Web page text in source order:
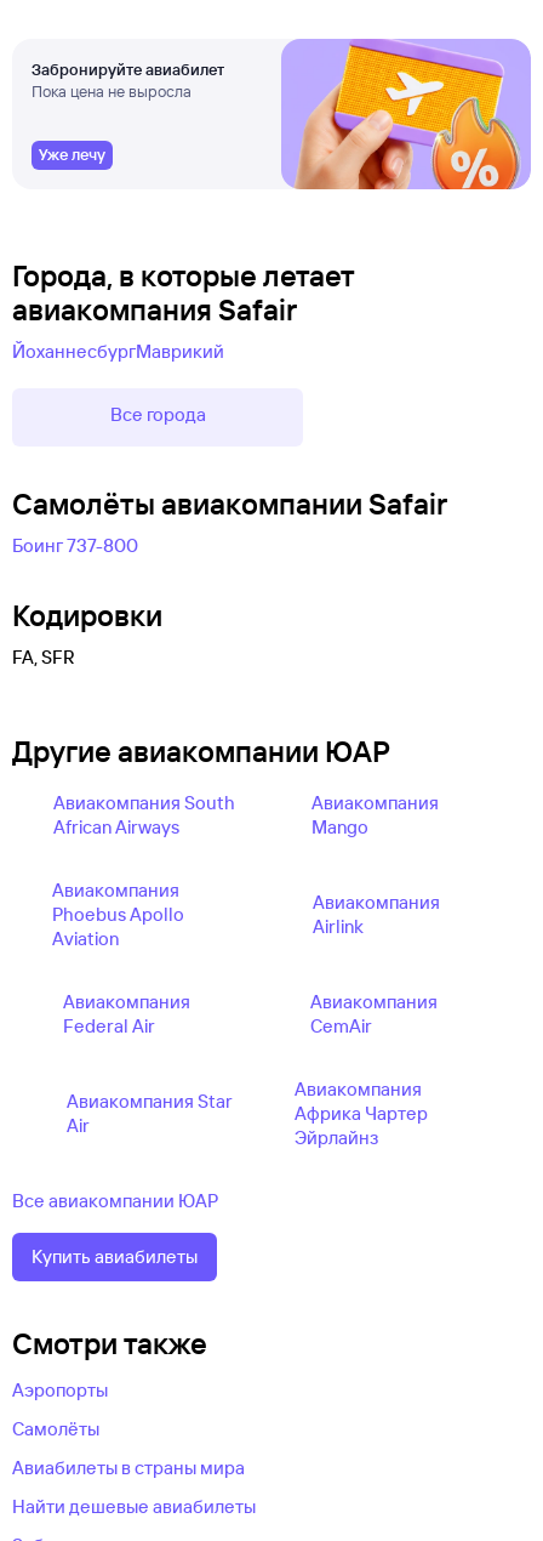
Забронируйте авиабилет
Пока цена не выросла
Уже лечу
Города, в которые летает
авиакомпания Safair
ЙоханнесбургМаврикий
Все города
Самолëты авиакомпании Safair
Боинг 737-800
Кодировки
FA, SFR
Другие авиакомпании ЮАР
Авиакомпания South
African Airways
Авиакомпания
Mango
Авиакомпания
Phoebus Apollo
Aviation
Авиакомпания
Airlink
Авиакомпания
Federal Air
Авиакомпания
CemAir
Авиакомпания Star
Air
Авиакомпания
Африка Чартер
Эйрлайнз
Все авиакомпании ЮАР
Купить авиабилеты
Смотри также
Аэропорты
Самолёты
Авиабилеты в страны мира
Найти дешевые авиабилеты